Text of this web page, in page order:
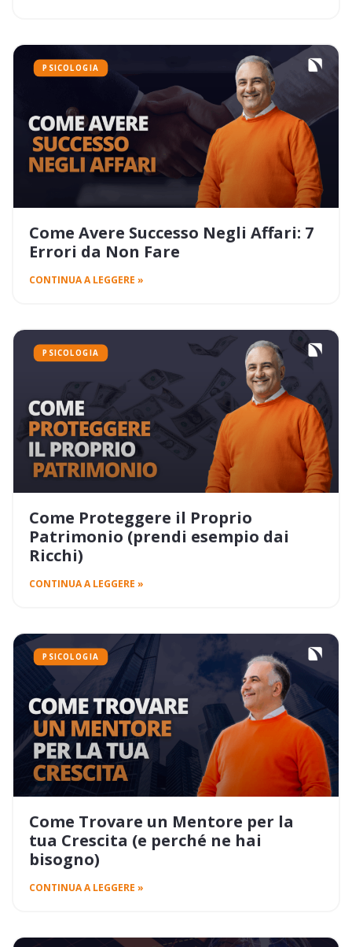
PSICOLOGIA
Come Avere Successo Negli Affari: 7
Errori da Non Fare
CONTINUA A LEGGERE »
PSICOLOGIA
Come Proteggere il Proprio
Patrimonio (prendi esempio dai
Ricchi)
CONTINUA A LEGGERE »
PSICOLOGIA
Come Trovare un Mentore per la
tua Crescita (e perché ne hai
bisogno)
CONTINUA A LEGGERE »